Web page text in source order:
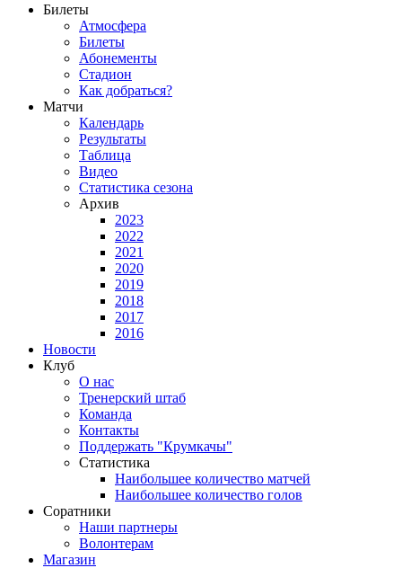
Билеты
Атмосфера
Билеты
Абонементы
Стадион
Как добраться?
Матчи
Календарь
Результаты
Таблица
Видео
Статистика сезона
Архив
2023
2022
2021
2020
2019
2018
2017
2016
Новости
Клуб
О нас
Тренерский штаб
Команда
Контакты
Поддержать "Крумкачы"
Статистика
Наибольшее количество матчей
Наибольшее количество голов
Соратники
Наши партнеры
Волонтерам
Магазин